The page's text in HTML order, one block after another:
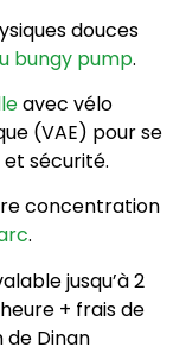
douces
bungy pump.
avec vélo
(VAE) pour se
sécurité.
concentration
.
jusqu’à 2
+ frais de
Dinan